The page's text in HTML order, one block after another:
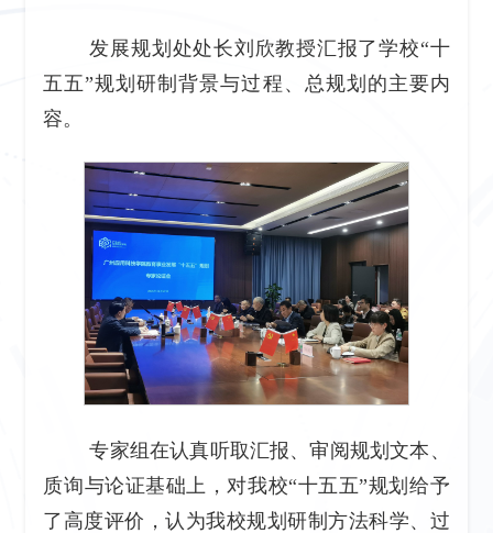
发展规划处处长刘欣教授汇报了学校“十
五五”规划研制背景与过程、总规划的主要内
容。
专家组在认真听取汇报、审阅规划文本、
质询与论证基础上，对我校“十五五”规划给予
了高度评价，认为我校规划研制方法科学、过